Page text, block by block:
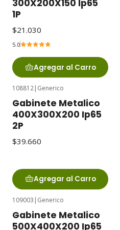
300X200X150 Ip65
1P
$21.030
5.0
Agregar al Carro
108812| Generico
Gabinete Metalico
400X300X200 Ip65
2P
$39.660
Agregar al Carro
109003 | Generico
Gabinete Metalico
500X400X200 Ip65